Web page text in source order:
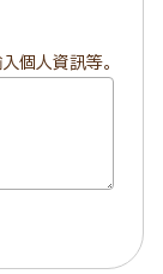
個人資訊等。